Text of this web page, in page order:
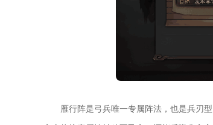
雁行阵是弓兵唯一专属阵法，也是兵刃